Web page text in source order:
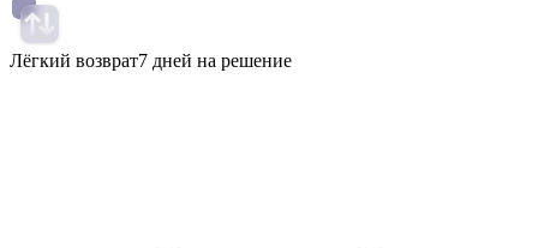
Лёгкий возврат7 дней на решение